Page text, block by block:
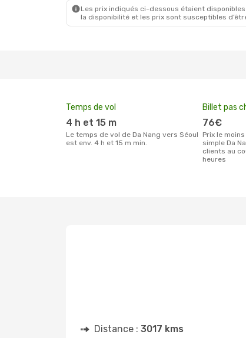
Les prix indiqués ci-dessous étaient
la disponibilité et les prix sont susceptibles
Temps de vol
4 h et 15 m
Le temps de vol de Da Nang vers Séoul
est env. 4 h et 15 m min.
Billet pas
76€
Prix le moins cher pour un billet aller
simple Da
clients au
heures
Distance : 3017 kms